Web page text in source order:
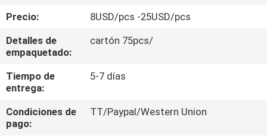
CALIDAD
ÉNTRENOS
EN
CONTACTO
CON
Precio:
8USD/pcs -25USD/pcs
Detalles de
empaquetado:
cartón 75pcs/
Tiempo de
entrega:
5-7 días
Condiciones de
pago:
TT/Paypal/Western Union